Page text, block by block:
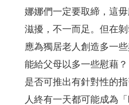
娜娜們一定要取締，這
滋擾，不一而足。但在
應為獨居老人創造多一
能給父母以多一些慰藉
是否可推出有針對性的
人終有一天都可能成為